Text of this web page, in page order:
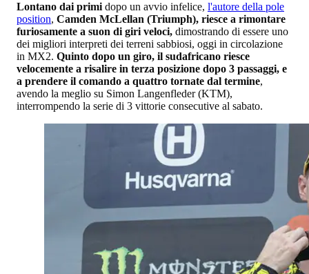
Lontano dai primidopo un avvio infelice, l'autore della pole
position, Camden McLellan (Triumph), riesce a rimontare
furiosamente a suon di giri veloci, dimostrando di essere uno
dei migliori interpreti dei terreni sabbiosi, oggi in circolazione
in MX2. Quinto dopo un giro, il sudafricano riesce
velocemente a risalire in terza posizione dopo 3 passaggi, e
a prendere il comando a quattro tornate dal termine,
avendo la meglio su Simon Langenfleder (KTM),
interrompendo la serie di 3 vittorie consecutive al sabato.